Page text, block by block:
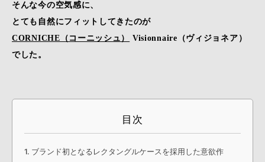
そんな今の空気感に、
とても自然にフィットしてきたのが
CORNICHE（コーニッシュ）
Visionnaire（ヴィジョネア）
でした。
目次
ブランド初となるレクタングルケースを採用した意欲作